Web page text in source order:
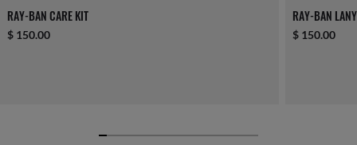
RAY-BAN CARE KIT
$ 150.00
RAY-BAN
$ 150.00